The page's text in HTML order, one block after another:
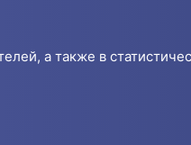
а также в